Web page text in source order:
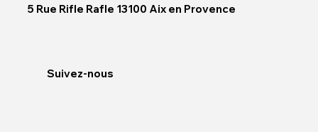
5 Rue Rifle Rafle 13100 Aix en Provence
Suivez-nous